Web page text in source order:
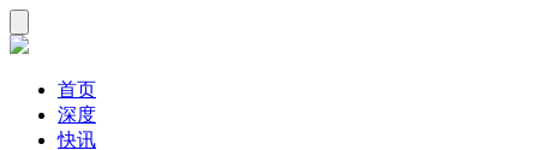
首页
深度
快讯